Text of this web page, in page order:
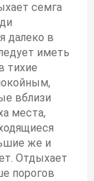
семга
далеко в
иметь
тихие
вблизи
места,
же и
Отдыхает
порогов